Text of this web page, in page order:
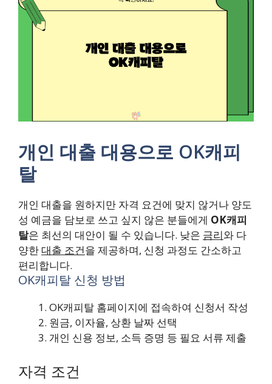
개인 대출 대용으로 OK캐피
탈
개인 대출을 원하지만 자격 요건에 맞지 않거나 양도
성 예금을 담보로 쓰고 싶지 않은 분들에게 OK캐피
탈은 최선의 대안이 될 수 있습니다. 낮은 금리와 다
양한대출 조건을 제공하며, 신청 과정도 간소하고
편리합니다.
OK캐피탈 신청 방법
OK캐피탈 홈페이지에 접속하여 신청서 작성
원금, 이자율, 상환 날짜 선택
개인 신용 정보, 소득 증명 등 필요 서류 제출
자격 조건